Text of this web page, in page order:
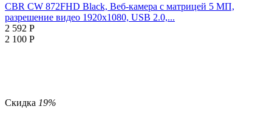
CBR CW 872FHD Black, Веб-камера с матрицей 5 МП,
разрешение видео 1920х1080, USB 2.0,...
2 592 Р
2 100 Р
Скидка 19%